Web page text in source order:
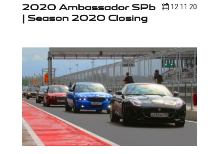
12.11.20
2020 Ambassador SPb
| Season 2020 Closing